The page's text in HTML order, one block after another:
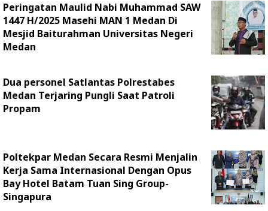
Peringatan Maulid Nabi Muhammad SAW
1447 H/2025 Masehi MAN 1 Medan Di
Mesjid Baiturahman Universitas Negeri
Medan
Dua personel Satlantas Polrestabes
Medan Terjaring Pungli Saat Patroli
Propam
Poltekpar Medan Secara Resmi Menjalin
Kerja Sama Internasional Dengan Opus
Bay Hotel Batam Tuan Sing Group-
Singapura